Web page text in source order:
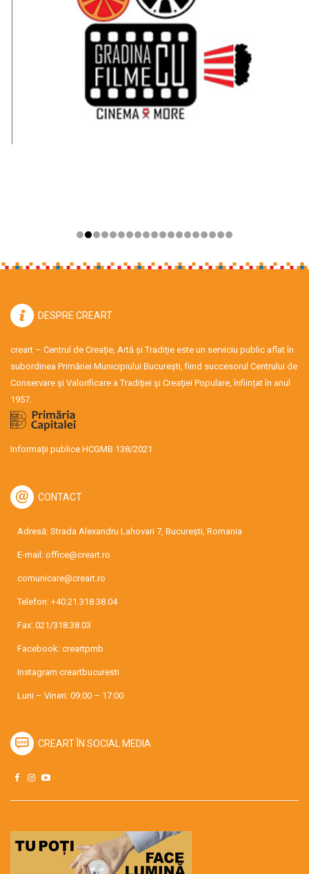
DESPRE CREART
creart – Centrul de Creație, Artă și Tradiție este un serviciu public aflat în
subordinea Primăriei Municipiului București, fiind succesorul Centrului de
Conservare şi Valorificare a Tradiţiei şi Creaţiei Populare, înființat în anul
1957.
Informații publice HCGMB 138/2021
CONTACT
Adresă: Strada Alexandru Lahovari 7, București, Romania
E-mail: office@creart.ro
comunicare@creart.ro
Telefon: +40.21.318.38.04
Fax: 021/318.38.03
Facebook: creartpmb
Instagram creartbucuresti
Luni – Vineri: 09:00 – 17:00
CREART ÎN SOCIAL MEDIA